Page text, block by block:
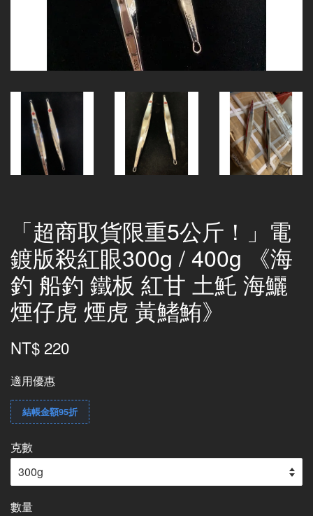
「超商取貨限重5公斤！」電
鍍版殺紅眼300g / 400g 《海
釣 船釣 鐵板 紅甘 土魠 海鱺
煙仔虎 煙虎 黃鰭鮪》
NT$ 220
適用優惠
結帳金額95折
克數
數量